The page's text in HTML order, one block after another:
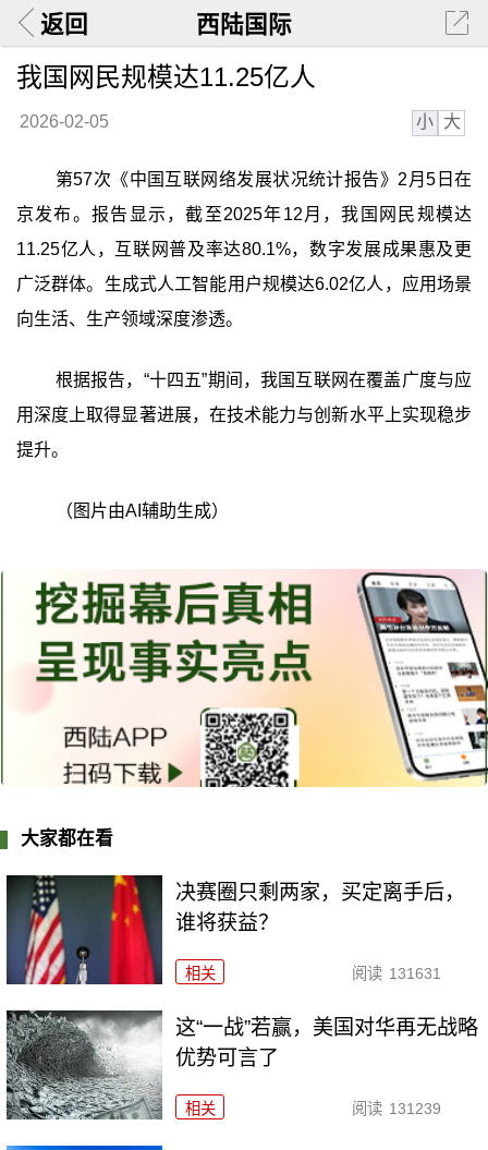
返回 西陆国际
我国网民规模达11.25亿人
2026-02-05 小 大
第57次《中国互联网络发展状况统计报告》2月5日在
京发布。报告显示，截至2025年12月，我国网民规模达
11.25亿人，互联网普及率达80.1%，数字发展成果惠及更
广泛群体。生成式人工智能用户规模达6.02亿人，应用场景
向生活、生产领域深度渗透。
根据报告，“十四五”期间，我国互联网在覆盖广度与应
用深度上取得显著进展，在技术能力与创新水平上实现稳步
提升。
（图片由AI辅助生成）
大家都在看
决赛圈只剩两家，买定离手后，
谁将获益？
相关 阅读 131631
这“一战”若赢，美国对华再无战略
优势可言了
相关 阅读 131239